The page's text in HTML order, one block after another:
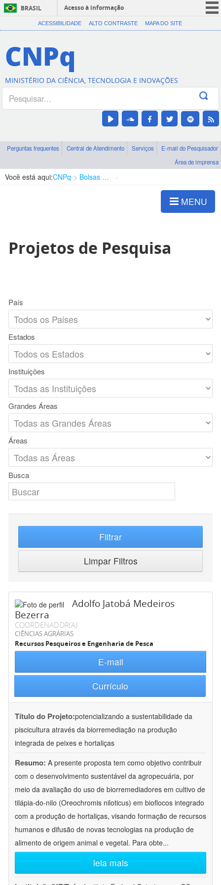
BRASIL
Acesso à informação
CORONAVÍRUS (COVID-19)
Canais
ACESSIBILIDADE ALTO CONTRASTE MAPA DO SITE
CNPq
MINISTÉRIO DA CIÊNCIA, TECNOLOGIA E INOVAÇÕES
Perguntas frequentes Central de Atendimento Serviços
E-mail do Pesquisador
Área de imprensa
Você está aqui:CNPq Bolsas e Auxílios Vigentes
MENU
Projetos de Pesquisa
País
Estados
Instituições
Grandes Áreas
Áreas
Busca
Filtrar
Limpar Filtros
Adolfo Jatobá Medeiros
Bezerra
COORDENADOR(A)
CIÊNCIAS AGRÁRIAS
Recursos Pesqueiros e Engenharia de Pesca
E-mail
Currículo
Título do Projeto:potencializando a sustentabilidade da
piscicultura através da biorremediação na produção
integrada de peixes e hortaliças
Resumo: A presente proposta tem como objetivo contribuir
com o desenvolvimento sustentável da agropecuária, por
meio da avaliação do uso de biorremediadores em cultivo de
tilápia-do-nilo (Oreochromis niloticus) em bioflocos integrado
com a produção de hortaliças, visando formação de recursos
humanos e difusão de novas tecnologias na produção de
alimento de origem animal e vegetal. Para obte...
leia mais